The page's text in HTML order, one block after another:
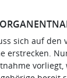
sich auf den
erstrecken.